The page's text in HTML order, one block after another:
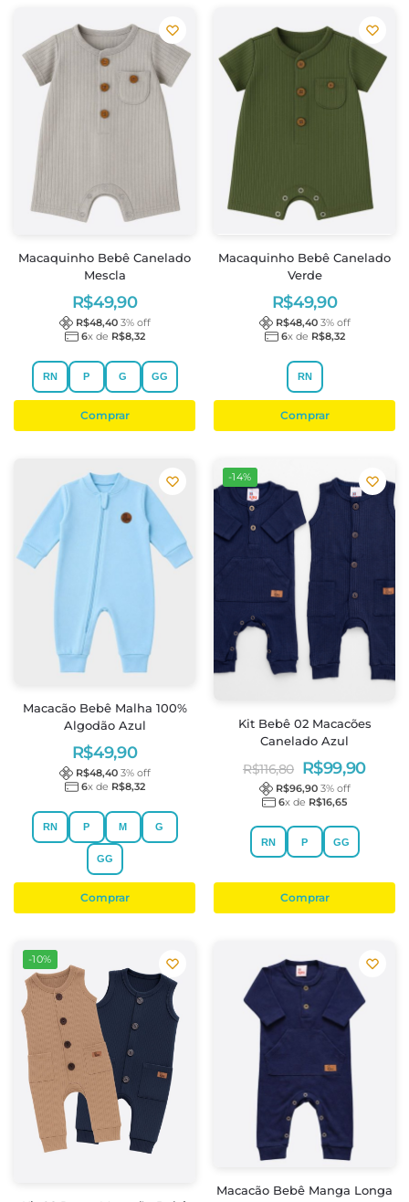
Macaquinho Bebê Canelado
Mescla
R$49,90
R$48,40 3% off
6x de R$8,32
RN P G GG
Comprar
Macaquinho Bebê Canelado
Verde
R$49,90
R$48,40 3% off
6x de R$8,32
RN
Comprar
Macacão Bebê Malha 100%
Algodão Azul
R$49,90
R$48,40 3% off
6x de R$8,32
RN P M G
GG
Comprar
-14%
Kit Bebê 02 Macacões
Canelado Azul
R$116,80 R$99,90
R$96,90 3% off
6x de R$16,65
RN P GG
Comprar
-10%
Macacão Bebê Manga Longa